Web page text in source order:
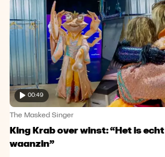
00:49
The Masked Singer
King Krab over winst: “Het is echt
waanzin”